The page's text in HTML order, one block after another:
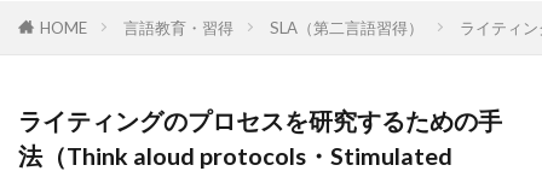
HOME 言語教育・習得 SLA（第二言語習得） ライティ
ライティングのプロセスを研究するための手
法（Think aloud protocols・Stimulated